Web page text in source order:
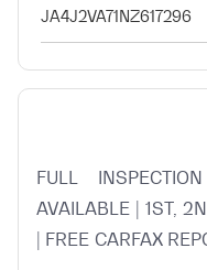
JA4J2VA71NZ617296
FULL
AVAILABLE | 1ST,
| FREE CARFAX